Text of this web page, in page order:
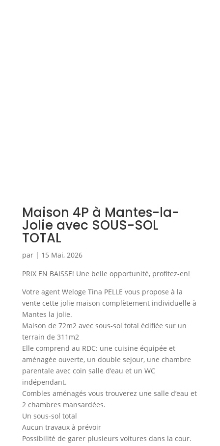
Maison 4P à Mantes-la-
Jolie avec SOUS-SOL
TOTAL
par | 15 Mai, 2026
PRIX EN BAISSE! Une belle opportunité, profitez-en!
Votre agent Weloge Tina PELLE vous propose à la
vente cette jolie maison complètement individuelle à
Mantes la jolie.
Maison de 72m2 avec sous-sol total édifiée sur un
terrain de 311m2
Elle comprend au RDC: une cuisine équipée et
aménagée ouverte, un double sejour, une chambre
parentale avec coin salle d’eau et un WC
indépendant.
Combles aménagés vous trouverez une salle d’eau et
2 chambres mansardées.
Un sous-sol total
Aucun travaux à prévoir
Possibilité de garer plusieurs voitures dans la cour.